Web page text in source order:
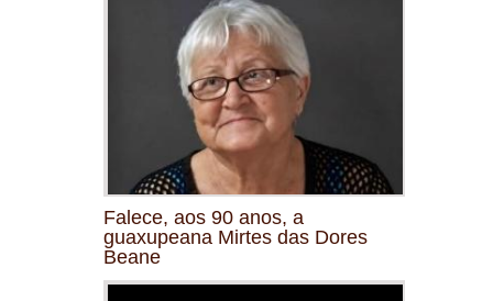
Falece, aos 90 anos, a
guaxupeana Mirtes das Dores
Beane